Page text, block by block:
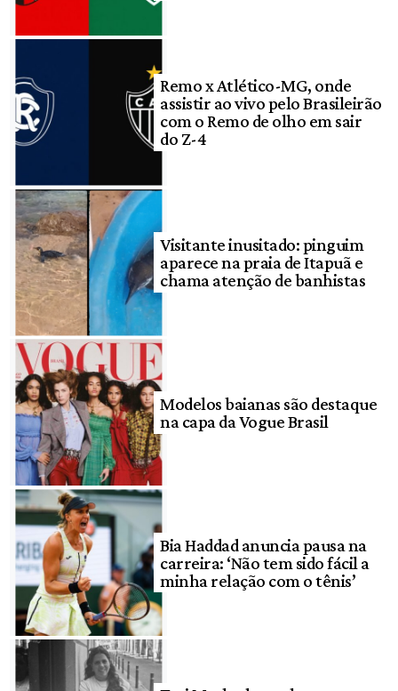
Remo x Atlético-MG, onde
assistir ao vivo pelo Brasileirão
com o Remo de olho em sair
do Z-4
Visitante inusitado: pinguim
aparece na praia de Itapuã e
chama atenção de banhistas
Modelos baianas são destaque
na capa da Vogue Brasil
Bia Haddad anuncia pausa na
carreira: ‘Não tem sido fácil a
minha relação com o tênis’